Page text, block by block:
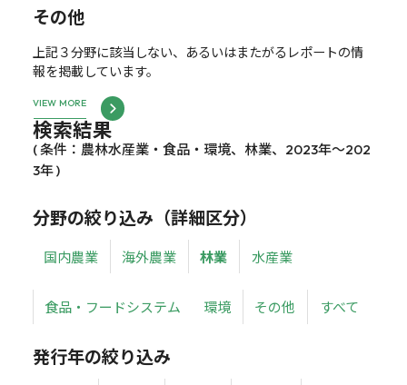
その他
上記３分野に該当しない、あるいはまたがるレポートの情
報を掲載しています。
VIEW MORE
検索結果
( 条件：農林水産業・食品・環境、林業、2023年～202
3年 )
分野の絞り込み（詳細区分）
国内農業 海外農業 林業 水産業
食品・フードシステム 環境 その他 すべて
発行年の絞り込み